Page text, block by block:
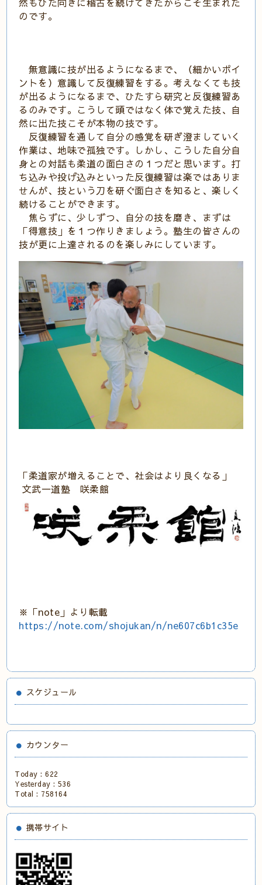
のです。
無意識に技が出るようになるまで、（細かいポイ
ントを）意識して反復練習をする。考えなくても技
が出るようになるまで、ひたすら研究と反復練習あ
るのみです。こうして頭ではなく体で覚えた技、自
然に出た技こそが本物の技です。
反復練習を通して自分の感覚を研ぎ澄ましていく
作業は、地味で孤独です。しかし、こうした自分自
身との対話も柔道の面白さの１つだと思います。打
ち込みや投げ込みといった反復練習は楽ではありま
せんが、技という刀を研ぐ面白さを知ると、楽しく
続けることができます。
焦らずに、少しずつ、自分の技を磨き、まずは
「得意技」を１つ作りきましょう。塾生の皆さんの
技が更に上達されるのを楽しみにしています。
「柔道家が増えることで、社会はより良くなる」
文武一道塾 咲柔館
※「note」より転載
https://note.com/shojukan/n/ne607c6b1c35e
スケジュール
カウンター
Today :622
Yesterday :536
Total : 758164
携帯サイト